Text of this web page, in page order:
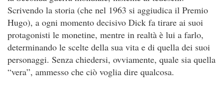
Scrivendo la storia (che nel 1963 si aggiudica il Premio
Hugo), a ogni momento decisivo Dick fa tirare ai suoi
protagonisti le monetine, mentre in realtà è lui a farlo,
determinando le scelte della sua vita e di quella dei suoi
personaggi. Senza chiedersi, ovviamente, quale sia quella
“vera”, ammesso che ciò voglia dire qualcosa.